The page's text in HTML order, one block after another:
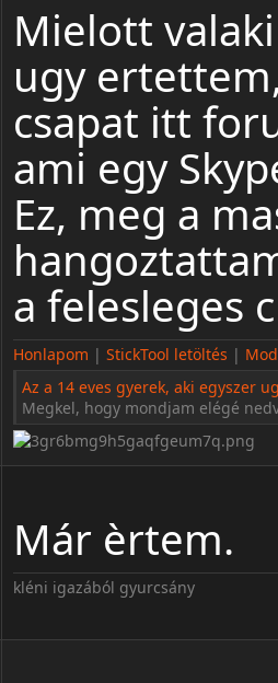
Mielott
ugy
csapat itt
ami egy
Ez, meg a
a felesleges
Honlapom | StickTool letöltés |
Az a 14 eves gyerek, aki egyszer
Megkel, hogy mondjam elégé
Már èrtem.
kléni igazából gyurcsány